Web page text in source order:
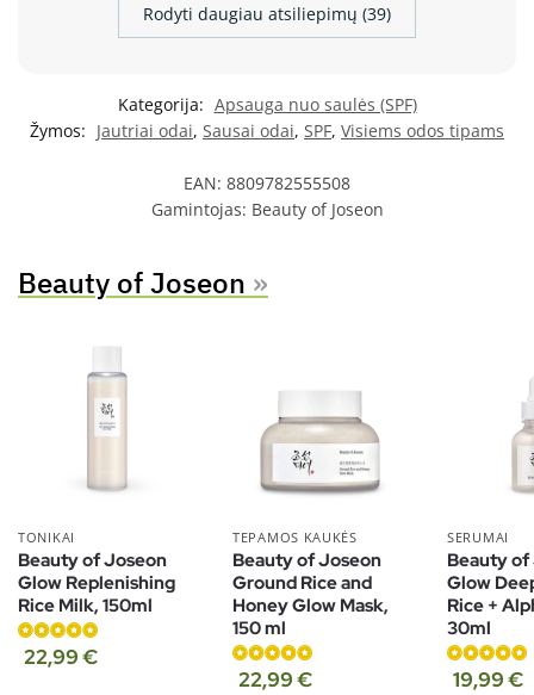
Rodyti daugiau atsiliepimų (39)
Kategorija: Apsauga nuo saulės (SPF)
Žymos: Jautriai odai, Sausai odai, SPF, Visiems odos tipams
EAN: 8809782555508
Gamintojas: Beauty of Joseon
Beauty of Joseon »
TONIKAI
Beauty of Joseon
Glow Replenishing
Rice Milk, 150ml
Įvertinimas:
22,99€
TEPAMOS KAUKĖS
Beauty of Joseon
Ground Rice and
Honey Glow Mask,
150 ml
Įvertinimas:
22,99€
SERUMAI
Beauty
Glow
Rice +
30ml
Įvertinimas:
19,99€